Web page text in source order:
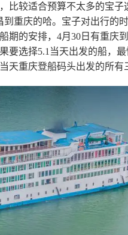
比较适合预算不太多的宝子
重庆的哈。宝子对出行的
期的安排，4月30日有重庆
要选择5.1当天出发的船，
天重庆登船码头出发的所有